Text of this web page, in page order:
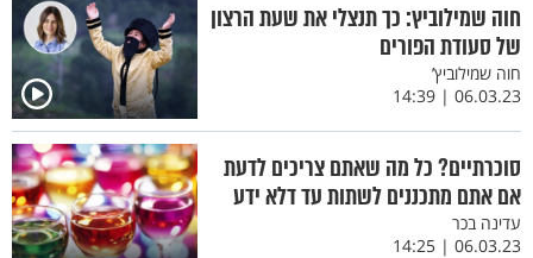
חוה שמילוביץ: כך תנצלי את שעת הרצון
של סעודת הפורים
חוה שמילוביץ’
06.03.23 | 14:39
סוכרתיים? כל מה שאתם צריכים לדעת
אם אתם מתכננים לשתות עד דלא ידע
עדינה בכר
06.03.23 | 14:25